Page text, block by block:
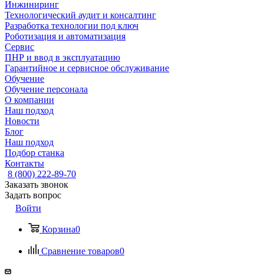
Инжиниринг
Технологический аудит и консалтинг
Разработка технологии под ключ
Роботизация и автоматизация
Сервис
ПНР и ввод в эксплуатацию
Гарантийное и сервисное обслуживание
Обучение
Обучение персонала
О компании
Наш подход
Новости
Блог
Наш подход
Подбор станка
Контакты
8 (800) 222-89-70
Заказать звонок
Задать вопрос
Войти
Корзина0
Сравнение товаров0